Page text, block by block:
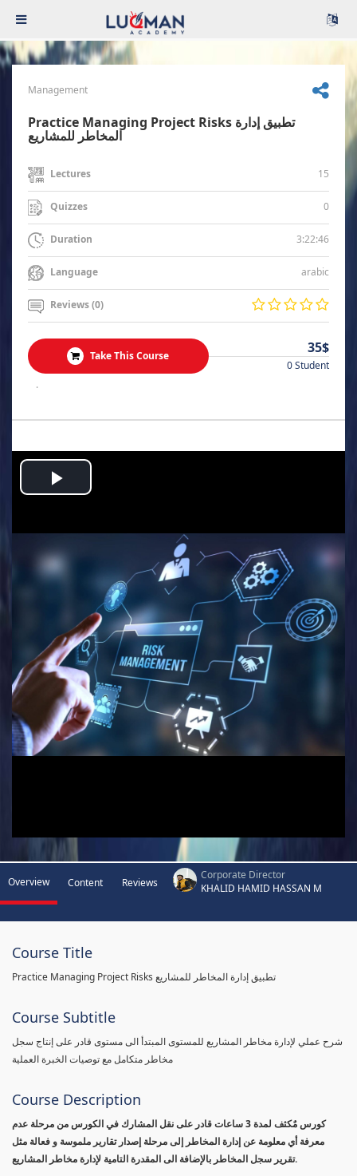
Management
Practice Managing Project Risks تطبيق إدارة
المخاطر للمشاريع
Lectures 15
Quizzes 0
Duration 3:22:46
Language arabic
Reviews (0)
Take This Course 35$
0 Student
.
Play
Video
Overview Content Reviews
Corporate Director
KHALID HAMID HASSAN M
Course Title
Practice Managing Project Risks تطبيق إدارة المخاطر للمشاريع
Course Subtitle
شرح عملي لإدارة مخاطر المشاريع للمستوى المبتدأ الى مستوى قادر على إنتاج سجل
مخاطر متكامل مع توصيات الخبرة العملية
Course Description
كورس مٌكثف لمدة 3 ساعات قادر على نقل المشارك في الكورس من مرحلة عدم
معرفة أي معلومة عن إدارة المخاطر إلى مرحلة إصدار تقارير ملموسة و فعالة مثل
تقرير سجل المخاطر بالإضافة الى المقدرة التامية لإدارة مخاطر المشاريع.